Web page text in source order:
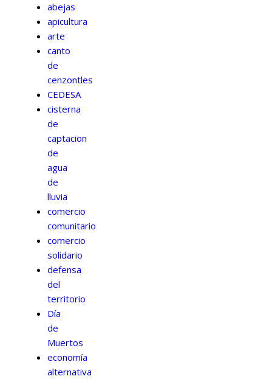
abejas
apicultura
arte
canto
de
cenzontles
CEDESA
cisterna
de
captacion
de
agua
de
lluvia
comercio
comunitario
comercio
solidario
defensa
del
territorio
Día
de
Muertos
economía
alternativa